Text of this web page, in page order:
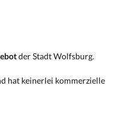
der Stadt Wolfsburg.
hat keinerlei kommerzielle